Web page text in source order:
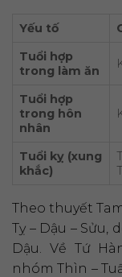
Yếu tố
Tuổi hợp
trong làm ăn
Tuổi hợp
trong hôn
nhân
Tuổi kỵ (xung
khắc)
Theo thuyết
Tỵ – Dậu – Sửu,
Dậu. Về Tứ
nhóm Thìn –